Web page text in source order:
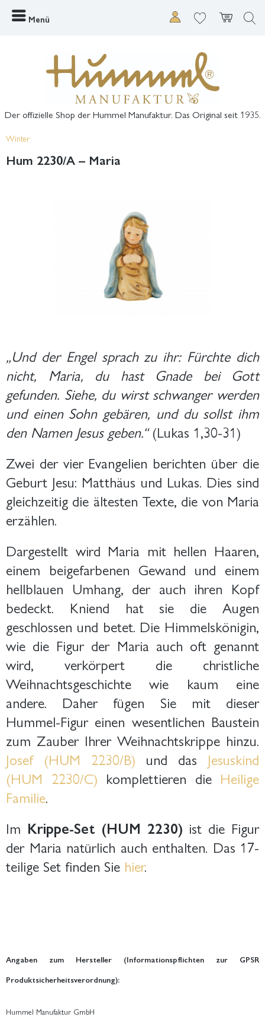
Menü
Der offizielle Shop der Hummel Manufaktur. Das Original seit 1935.
Winter
Hum 2230/A – Maria
„Und der Engel sprach zu ihr: Fürchte dich
nicht, Maria, du hast Gnade bei Gott
gefunden. Siehe, du wirst schwanger werden
und einen Sohn gebären, und du sollst ihm
den Namen Jesus geben.“(Lukas 1,30-31)
Zwei der vier Evangelien berichten über die
Geburt Jesu: Matthäus und Lukas. Dies sind
gleichzeitig die ältesten Texte, die von Maria
erzählen.
Dargestellt wird Maria mit hellen Haaren,
einem beigefarbenen Gewand und einem
hellblauen Umhang, der auch ihren Kopf
bedeckt. Kniend hat sie die Augen
geschlossen und betet. Die Himmelskönigin,
wie die Figur der Maria auch oft genannt
wird, verkörpert die christliche
Weihnachtsgeschichte wie kaum eine
andere. Daher fügen Sie mit dieser
Hummel-Figur einen wesentlichen Baustein
zum Zauber Ihrer Weihnachtskrippe hinzu.
Josef (HUM 2230/B) und das Jesuskind
(HUM 2230/C) komplettieren die Heilige
Familie.
Im Krippe-Set (HUM 2230) ist die Figur
der Maria natürlich auch enthalten. Das 17-
teilige Set finden Sie hier.
Angaben zum Hersteller (Informationspflichten zur GPSR
Produktsicherheitsverordnung):
Hummel Manufaktur GmbH